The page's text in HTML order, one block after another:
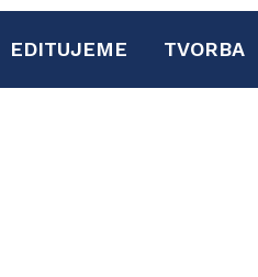
EDITUJEME TVORBA